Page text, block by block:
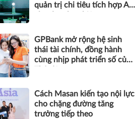
quản trị chi tiêu tích hợp AI
GPBank mở rộng hệ sinh
thái tài chính, đồng hành
cùng nhịp phát triển số của
Cách Masan kiến tạo nội lực
cho chặng đường tăng
trưởng tiếp theo